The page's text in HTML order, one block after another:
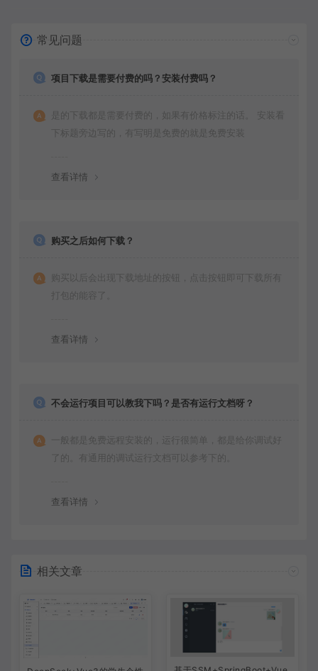
常见问题
项目下载是需要付费的吗？安装付费吗？
是的下载都是需要付费的，如果有价格标注的话。 安装看
下标题旁边写的，有写明是免费的就是免费安装
查看详情
购买之后如何下载？
购买以后会出现下载地址的按钮，点击按钮即可下载所有
打包的能容了。
查看详情
不会运行项目可以教我下吗？是否有运行文档呀？
一般都是免费远程安装的，运行很简单，都是给你调试好
了的。有通用的调试运行文档可以参考下的。
查看详情
相关文章